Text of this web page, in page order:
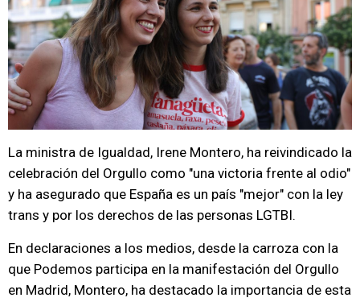
La ministra de Igualdad, Irene Montero, ha reivindicado la
celebración del Orgullo como "una victoria frente al odio"
y ha asegurado que España es un país "mejor" con la ley
trans y por los derechos de las personas LGTBI.
En declaraciones a los medios, desde la carroza con la
que Podemos participa en la manifestación del Orgullo
en Madrid, Montero, ha destacado la importancia de esta